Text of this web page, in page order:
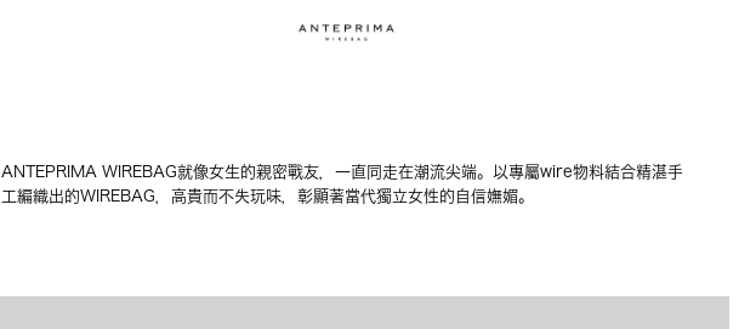
ANTEPRIMA WIREBAG就像女生的親密戰友，一直同走在潮流尖端。以專屬wire物料結合精湛手
工編織出的WIREBAG，高貴而不失玩味，彰顯著當代獨立女性的自信嫵媚。